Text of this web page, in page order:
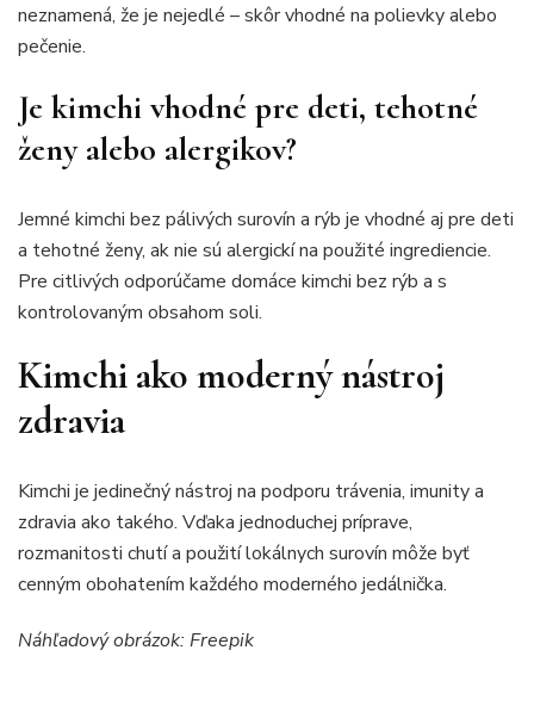
neznamená, že je nejedlé – skôr vhodné na polievky alebo
pečenie.
Je kimchi vhodné pre deti, tehotné
ženy alebo alergikov?
Jemné kimchi bez pálivých surovín a rýb je vhodné aj pre deti
a tehotné ženy, ak nie sú alergickí na použité ingrediencie.
Pre citlivých odporúčame domáce kimchi bez rýb a s
kontrolovaným obsahom soli.
Kimchi ako moderný nástroj
zdravia
Kimchi je jedinečný nástroj na podporu trávenia, imunity a
zdravia ako takého. Vďaka jednoduchej príprave,
rozmanitosti chutí a použití lokálnych surovín môže byť
cenným obohatením každého moderného jedálnička.
Náhľadový obrázok: Freepik